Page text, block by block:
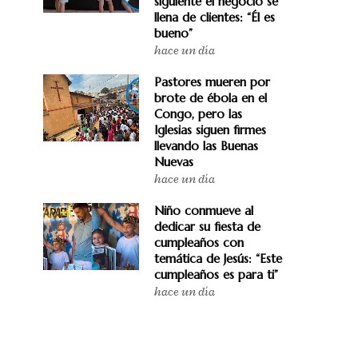
llena de clientes: “Él es
bueno”
hace un día
Pastores mueren por
brote de ébola en el
Congo, pero las
Iglesias siguen firmes
llevando las Buenas
Nuevas
hace un día
Niño conmueve al
dedicar su fiesta de
cumpleaños con
temática de Jesús: “Este
cumpleaños es para ti”
hace un día